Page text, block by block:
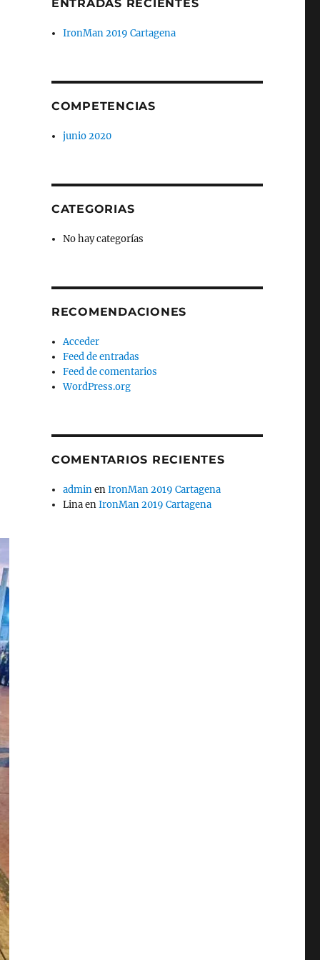
ENTRADAS RECIENTES
IronMan 2019 Cartagena
COMPETENCIAS
junio 2020
CATEGORIAS
No hay categorías
RECOMENDACIONES
Acceder
Feed de entradas
Feed de comentarios
WordPress.org
COMENTARIOS RECIENTES
adminenIronMan 2019 Cartagena
LinaenIronMan 2019 Cartagena